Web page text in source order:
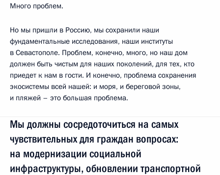
Много проблем.
Но мы пришли в Россию, мы сохранили наши
фундаментальные исследования, наши институты
в Севастополе. Проблем, конечно, много, но наш дом
должен быть чистым для наших поколений, для тех, кто
приедет к нам в гости. И конечно, проблема сохранения
экосистемы всей нашей: и моря, и береговой зоны,
и пляжей – это большая проблема.
Мы должны сосредоточиться на самых
чувствительных для граждан вопросах:
на модернизации социальной
инфраструктуры, обновлении транспортной